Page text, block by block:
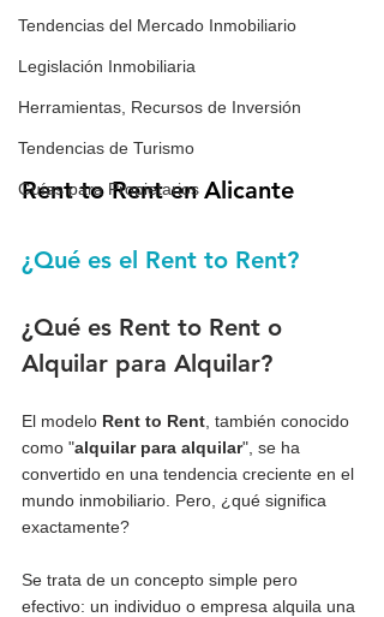
Tendencias del Mercado Inmobiliario
Legislación Inmobiliaria
Herramientas, Recursos de Inversión
Tendencias de Turismo
Guías para Propietarios
Rent to Rent en Alicante
¿Qué es el Rent to Rent?
¿Qué es Rent to Rent o
Alquilar para Alquilar?
El modelo Rent to Rent , también conocido
como "alquilar para alquilar", se ha
convertido en una tendencia creciente en el
mundo inmobiliario. Pero, ¿qué significa
exactamente?
Se trata de un concepto simple pero
efectivo: un individuo o empresa alquila una